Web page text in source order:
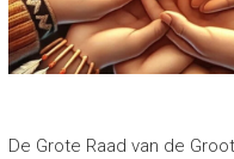
De Grote Raad van de